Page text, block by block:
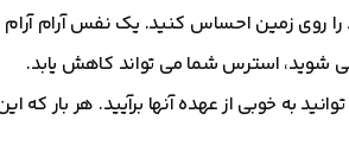
را روی زمین احساس کنید. یک نفس آرام
شوید، استرس شما می تواند کاهش یابد.
به خوبی از عهده آنها برآیید. هر بار که